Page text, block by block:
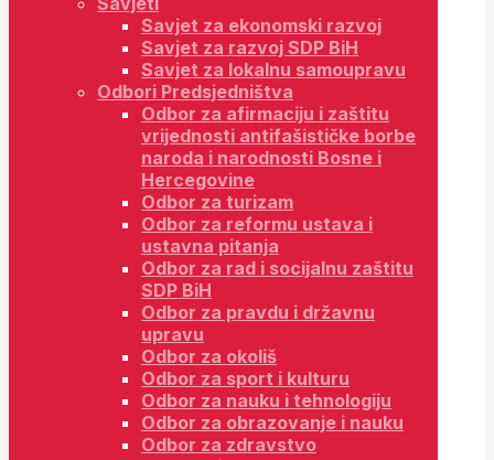
Savjet za ekonomski razvoj
Savjet za razvoj SDP BiH
Savjet za lokalnu samoupravu
Odbori Predsjedništva
Odbor za afirmaciju i zaštitu
vrijednosti antifašističke borbe
naroda i narodnosti Bosne i
Hercegovine
Odbor za turizam
Odbor za reformu ustava i
ustavna pitanja
Odbor za rad i socijalnu zaštitu
SDP BiH
Odbor za pravdu i državnu
upravu
Odbor za okoliš
Odbor za sport i kulturu
Odbor za nauku i tehnologiju
Odbor za obrazovanje i nauku
Odbor za zdravstvo